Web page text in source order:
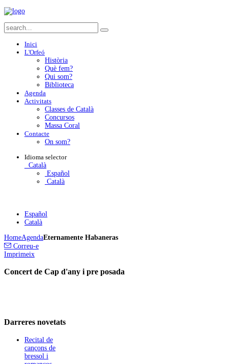
Inici
L'Orfeó
Història
Què fem?
Qui som?
Biblioteca
Agenda
Activitats
Classes de Català
Concursos
Massa Coral
Contacte
On som?
Idioma selector
Català
Español
Català
Español
Català
HomeAgendaEternamente Habaneras
Correu-e
Imprimeix
Concert de Cap d'any i pre posada
Darreres novetats
Recital de
cançons de
bressol i